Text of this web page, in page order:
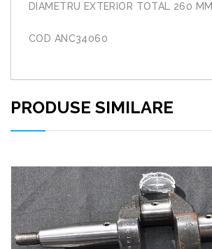
DIAMETRU EXTERIOR TOTAL 260 MM
COD ANC34060
PRODUSE SIMILARE